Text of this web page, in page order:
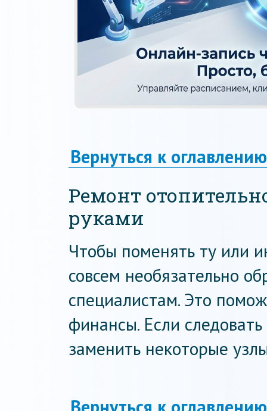
Вернуться к оглавлению
Ремонт
руками
Чтобы поменять ту или
совсем необязательно
специалистам. Это
финансы. Если
заменить некоторые